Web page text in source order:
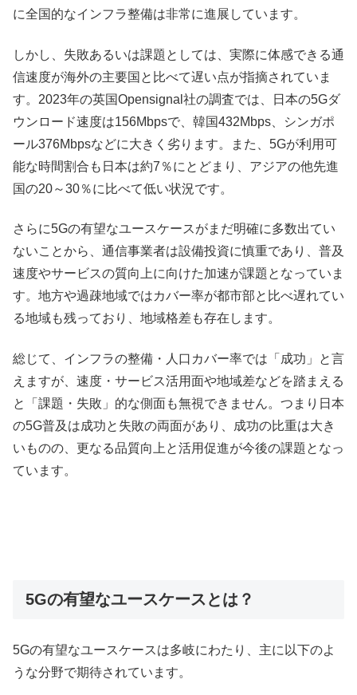
に全国的なインフラ整備は非常に進展しています。
しかし、失敗あるいは課題としては、実際に体感できる通
信速度が海外の主要国と比べて遅い点が指摘されていま
す。2023年の英国Opensignal社の調査では、日本の5Gダ
ウンロード速度は156Mbpsで、韓国432Mbps、シンガポ
ール376Mbpsなどに大きく劣ります。また、5Gが利用可
能な時間割合も日本は約7％にとどまり、アジアの他先進
国の20～30％に比べて低い状況です。
さらに5Gの有望なユースケースがまだ明確に多数出てい
ないことから、通信事業者は設備投資に慎重であり、普及
速度やサービスの質向上に向けた加速が課題となっていま
す。地方や過疎地域ではカバー率が都市部と比べ遅れてい
る地域も残っており、地域格差も存在します。
総じて、インフラの整備・人口カバー率では「成功」と言
えますが、速度・サービス活用面や地域差などを踏まえる
と「課題・失敗」的な側面も無視できません。つまり日本
の5G普及は成功と失敗の両面があり、成功の比重は大き
いものの、更なる品質向上と活用促進が今後の課題となっ
ています。
5Gの有望なユースケースとは？
5Gの有望なユースケースは多岐にわたり、主に以下のよ
うな分野で期待されています。